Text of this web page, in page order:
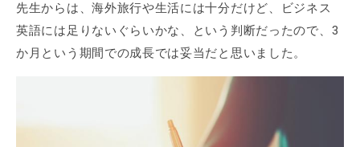
先生からは、海外旅行や生活には十分だけど、ビジネス
英語には足りないぐらいかな、という判断だったので、3
か月という期間での成長では妥当だと思いました。